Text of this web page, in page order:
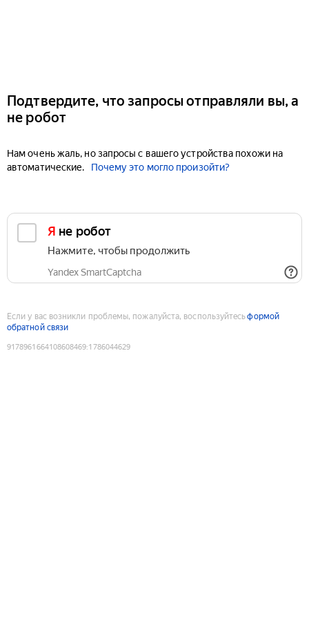
Подтвердите, что запросы отправляли вы, а
не робот
Нам очень жаль, но запросы с вашего устройства похожи на
автоматические.
Почему это могло произойти?
Я не робот
Нажмите, чтобы продолжить
Yandex SmartCaptcha
Если у вас возникли проблемы, пожалуйста, воспользуйтесьформой
обратной связи
9178961664108608469:1786044629